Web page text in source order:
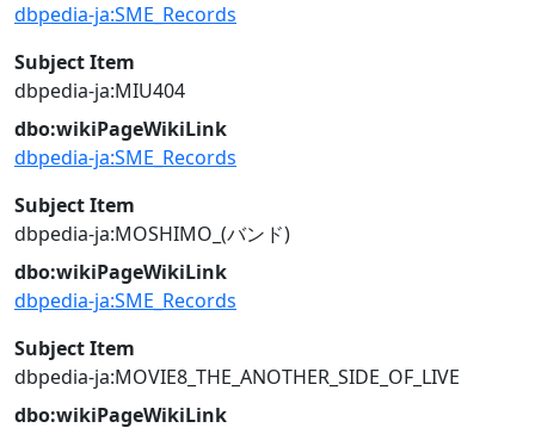
dbpedia-ja:SME_Records
Subject Item
dbpedia-ja:MIU404
dbo:wikiPageWikiLink
dbpedia-ja:SME_Records
Subject Item
dbpedia-ja:MOSHIMO_(バンド)
dbo:wikiPageWikiLink
dbpedia-ja:SME_Records
Subject Item
dbpedia-ja:MOVIE8_THE_ANOTHER_SIDE_OF_LIVE
dbo:wikiPageWikiLink